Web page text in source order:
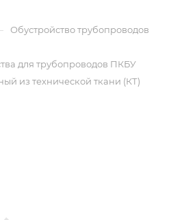
Обустройство трубопроводов
для трубопроводов ПКБУ
из технической ткани (КТ)